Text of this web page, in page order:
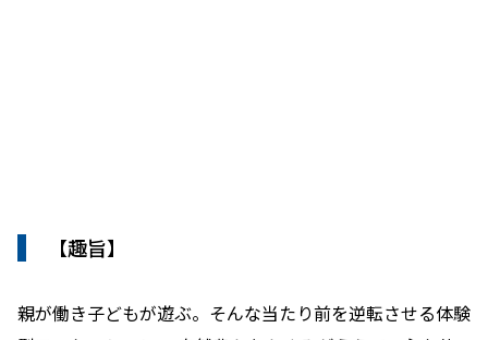
【趣旨】
親が働き子どもが遊ぶ。そんな当たり前を逆転させる体験